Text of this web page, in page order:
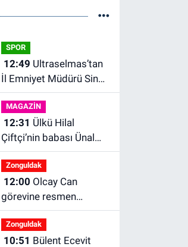
SPOR
12:49
İl Emniyet Müdürü Sinan
Ergen’e ziyaret.
MAGAZİN
12:31
Çiftçi’nin babası Ünal
Çiftçi suç duyurusunda
bulundu. Birlikte çekilen
kareler ortaya çıktı.
Zonguldak
12:00
görevine resmen
başladı.
Zonguldak
10:51